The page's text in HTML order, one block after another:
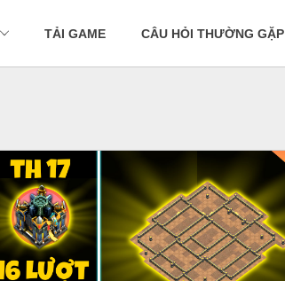
TẢI GAME CÂU HỎI THƯỜNG GẶP